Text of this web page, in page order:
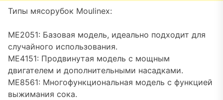
Типы мясорубок Moulinex:
ME2051: Базовая модель, идеально подходит для
случайного использования.
ME4151: Продвинутая модель с мощным
двигателем и дополнительными насадками.
ME8561: Многофункциональная модель с функцией
выжимания сока.